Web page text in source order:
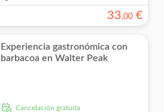
33,00 €
Experiencia gastronómica con
barbacoa en Walter Peak
cancelación gratuita